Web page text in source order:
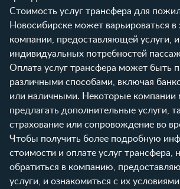
Стоимость услуг трансфера для
Новосибирске может варьироваться в
компании, предоставляющей услуги, и
индивидуальных потребностей
Оплата услуг трансфера может быть
различными способами, включая
или наличными. Некоторые компании
предлагать дополнительные услуги,
страхование или сопровождение во
Чтобы получить более подробную
стоимости и оплате услуг трансфера,
обратиться в компанию,
услуги, и ознакомиться с их